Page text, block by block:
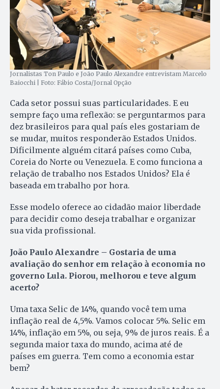
Jornalistas Ton Paulo e João Paulo Alexandre entrevistam Marcelo
Baiocchi | Foto: Fábio Costa/Jornal Opção
Cada setor possui suas particularidades. E eu
sempre faço uma reflexão: se perguntarmos para
dez brasileiros para qual país eles gostariam de
se mudar, muitos responderão Estados Unidos.
Dificilmente alguém citará países como Cuba,
Coreia do Norte ou Venezuela. E como funciona a
relação de trabalho nos Estados Unidos? Ela é
baseada em trabalho por hora.
Esse modelo oferece ao cidadão maior liberdade
para decidir como deseja trabalhar e organizar
sua vida profissional.
João Paulo Alexandre – Gostaria de uma
avaliação do senhor em relação à economia no
governo Lula. Piorou, melhorou e teve algum
acerto?
Uma taxa Selic de 14%, quando você tem uma
inflação real de 4,5%. Vamos colocar 5%. Selic em
14%, inflação em 5%, ou seja, 9% de juros reais. É a
segunda maior taxa do mundo, acima até de
países em guerra. Tem como a economia estar
bem?